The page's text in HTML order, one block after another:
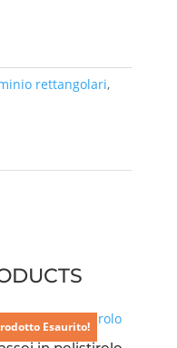
rettangolari,
Esaurito!